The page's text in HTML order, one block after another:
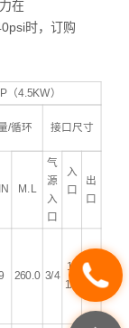
在
时，订购
（4.5KW）
/循环
接口尺寸
M.L
气
源
入
口
入
口
出
口
260.0 3/4
1-
1/4
3/4